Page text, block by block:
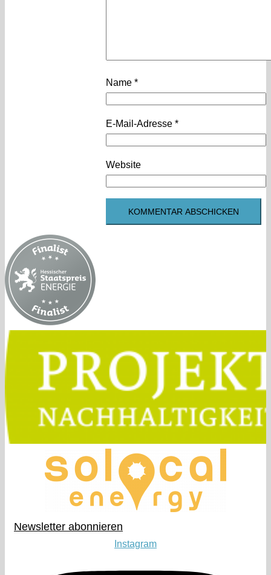
Name *
E-Mail-Adresse *
Website
Newsletter abonnieren​
Instagram